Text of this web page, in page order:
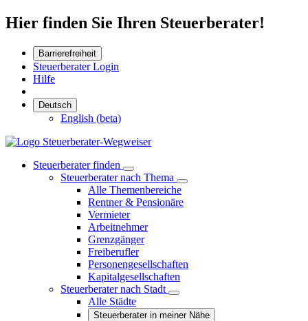
Hier finden Sie Ihren Steuerberater!
Barrierefreiheit
Steuerberater Login
Hilfe
Deutsch
English (beta)
Steuerberater finden
Steuerberater nach Thema
Alle Themenbereiche
Rentner & Pensionäre
Vermieter
Arbeitnehmer
Grenzgänger
Freiberufler
Personengesellschaften
Kapitalgesellschaften
Steuerberater nach Stadt
Alle Städte
Steuerberater in meiner Nähe